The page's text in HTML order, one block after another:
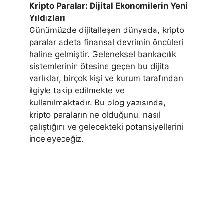
Kripto Paralar: Dijital Ekonomilerin Yeni
Yıldızları
Günümüzde dijitalleşen dünyada, kripto
paralar adeta finansal devrimin öncüleri
haline gelmiştir. Geleneksel bankacılık
sistemlerinin ötesine geçen bu dijital
varlıklar, birçok kişi ve kurum tarafından
ilgiyle takip edilmekte ve
kullanılmaktadır. Bu blog yazısında,
kripto paraların ne olduğunu, nasıl
çalıştığını ve gelecekteki potansiyellerini
inceleyeceğiz.